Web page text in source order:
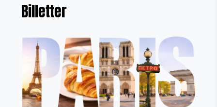
Billetter